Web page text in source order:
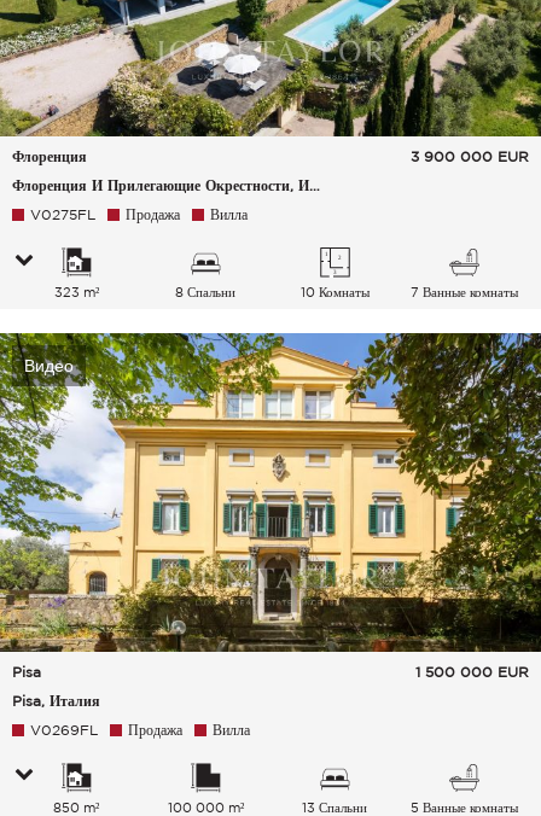
Флоренция
Флоренция И Прилегающие Окрестности, Италия
3 900 000 EUR
V0275FL Продажа Вилла
323 m² 8 Спальни 10 Комнаты 7 Ванные комнаты
Видео
Pisa
Pisa, Италия
1 500 000 EUR
V0269FL Продажа Вилла
850 m² 100 000 m² 13 Спальни 5 Ванные комнаты